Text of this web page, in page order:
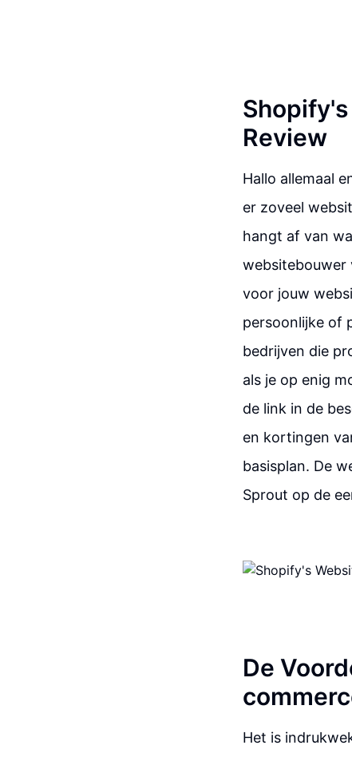
Review
Hallo allemaal
er zoveel
hangt af van
websitebouwer
voor jouw
persoonlijke of
bedrijven die
als je op enig
de link in de
en kortingen
basisplan. De
Sprout op de
De
Het is